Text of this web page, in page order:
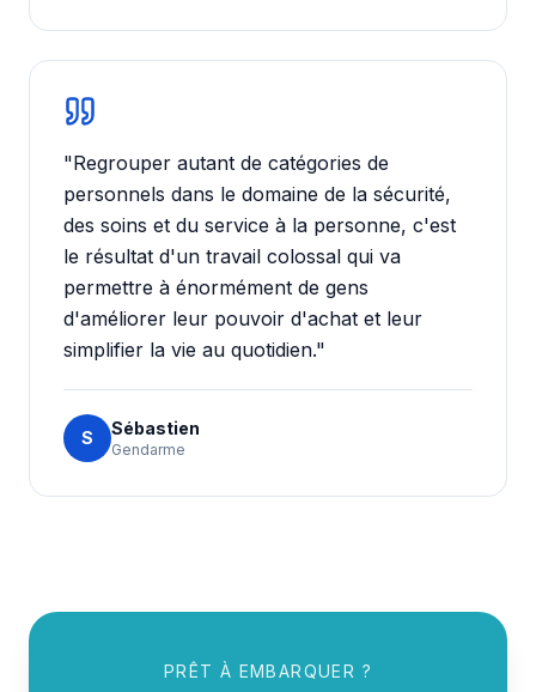
"Regrouper autant de catégories de
personnels dans le domaine de la sécurité,
des soins et du service à la personne, c'est
le résultat d'un travail colossal qui va
permettre à énormément de gens
d'améliorer leur pouvoir d'achat et leur
simplifier la vie au quotidien."
S Sébastien
Gendarme
PRÊT À EMBARQUER ?